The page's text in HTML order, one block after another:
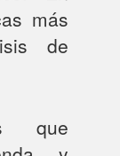
más
de
que